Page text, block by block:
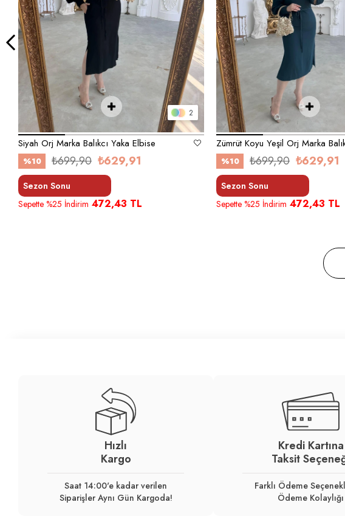
2
Siyah Orj Marka Balıkcı Yaka Elbise
%10 ₺629,91
₺699,90
Sezon Sonu
Sepette %25 İndirim 472,43 TL
%10 ₺629,91
₺699,90
Sezon Sonu
Sepette %25 İndirim 472,43 TL
Hızlı
Kargo
Saat 14:00'e kadar verilen
Siparişler Aynı Gün Kargoda!
Kredi Kartına
Taksit
Farklı Ödeme
Ödeme Kolaylığı